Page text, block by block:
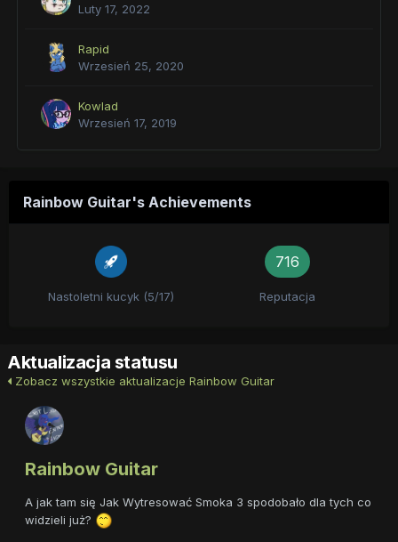
Luty 17, 2022
Rapid
Wrzesień 25, 2020
Kowlad
Wrzesień 17, 2019
Rainbow Guitar's Achievements
Nastoletni kucyk (5/17)
716
Reputacja
Aktualizacja statusu
Zobacz wszystkie aktualizacje Rainbow Guitar
Rainbow Guitar
A jak tam się Jak Wytresować Smoka 3 spodobało dla tych co
widzieli już?